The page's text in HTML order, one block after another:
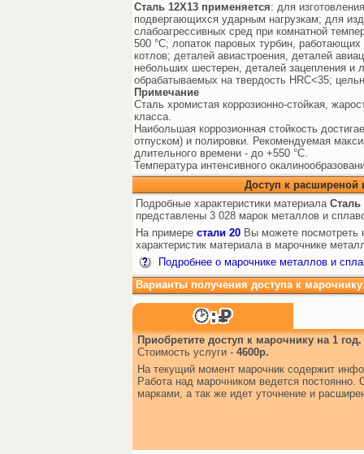
Сталь 12Х13 применяется: для
подвергающихся ударным нагрузкам; для
слабоагрессивных сред при комнатной
500 °С; лопаток паровых турбин,
котлов; деталей авиастроения, деталей
небольших шестерен, деталей зацепления и
обрабатываемых на твердость HRC<35;
Примечание
Сталь хромистая коррозионно-стойкая,
класса.
Наибольшая коррозионная стойкость
отпуском) и полировки. Рекомендуемая
длительного времени - до +550 °C.
Температура интенсивного
Доступ к
Подробные характеристики материала Сталь
представлены 3 028 марок металлов и
На примере стали 20 Вы можете посмотреть
характеристик материала в марочнике
Подробнее о марочнике металлов и
Варианты получения доступа к
Приобретите доступ к марочнику на 1 год.
Стоимость услуги - 4600р.
На текущий момент марочник содержит
Работа над марочником ведется постоянно.
марками, а так же идет уточнение и